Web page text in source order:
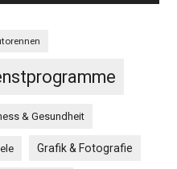
& Gesundheit
Grafik & Fotografie